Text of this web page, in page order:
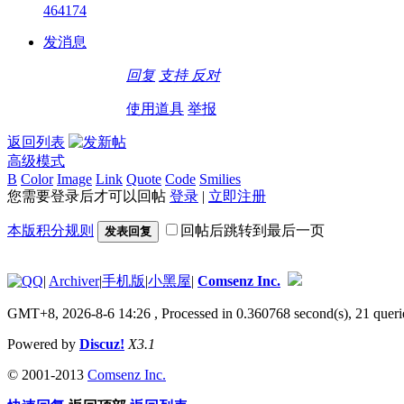
464174
发消息
回复 支持 反对
使用道具 举报
返回列表
高级模式
B Color Image Link Quote Code Smilies
您需要登录后才可以回帖 登录 | 立即注册
本版积分规则 发表回复 回帖后跳转到最后一页
| Archiver|手机版|小黑屋| Comsenz Inc.
GMT+8, 2026-8-6 14:26 , Processed in 0.360768 second(s), 21
Powered by Discuz! X3.1
© 2001-2013 Comsenz Inc.